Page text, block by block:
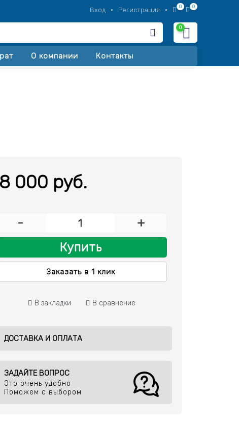
Вход • Регистрация • 0 0
0
О компании Контакты
8 000 руб.
- +
Купить
Заказать в 1 клик
В закладки В сравнение
ДОСТАВКА И ОПЛАТА
ЗАДАЙТЕ ВОПРОС
Это очень удобно
Поможем с выбором